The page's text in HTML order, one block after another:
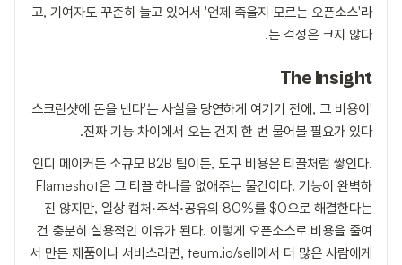
고, 기여자도 꾸준히 늘고 있어서 '언제 죽을지 모르는 오픈소스'라
는 걱정은 크지 않다.
The Insight
'스크린샷에 돈을 낸다'는 사실을 당연하게 여기기 전에, 그 비용이
진짜 기능 차이에서 오는 건지 한 번 물어볼 필요가 있다.
인디 메이커든 소규모 B2B 팀이든, 도구 비용은 티끌처럼 쌓인다.
Flameshot은 그 티끌 하나를 없애주는 물건이다. 기능이 완벽하
진 않지만, 일상 캡처·주석·공유의 80%를 $0으로 해결한다는
건 충분히 실용적인 이유가 된다. 이렇게 오픈소스로 비용을 줄여
서 만든 제품이나 서비스라면, teum.io/sell에서 더 많은 사람에게